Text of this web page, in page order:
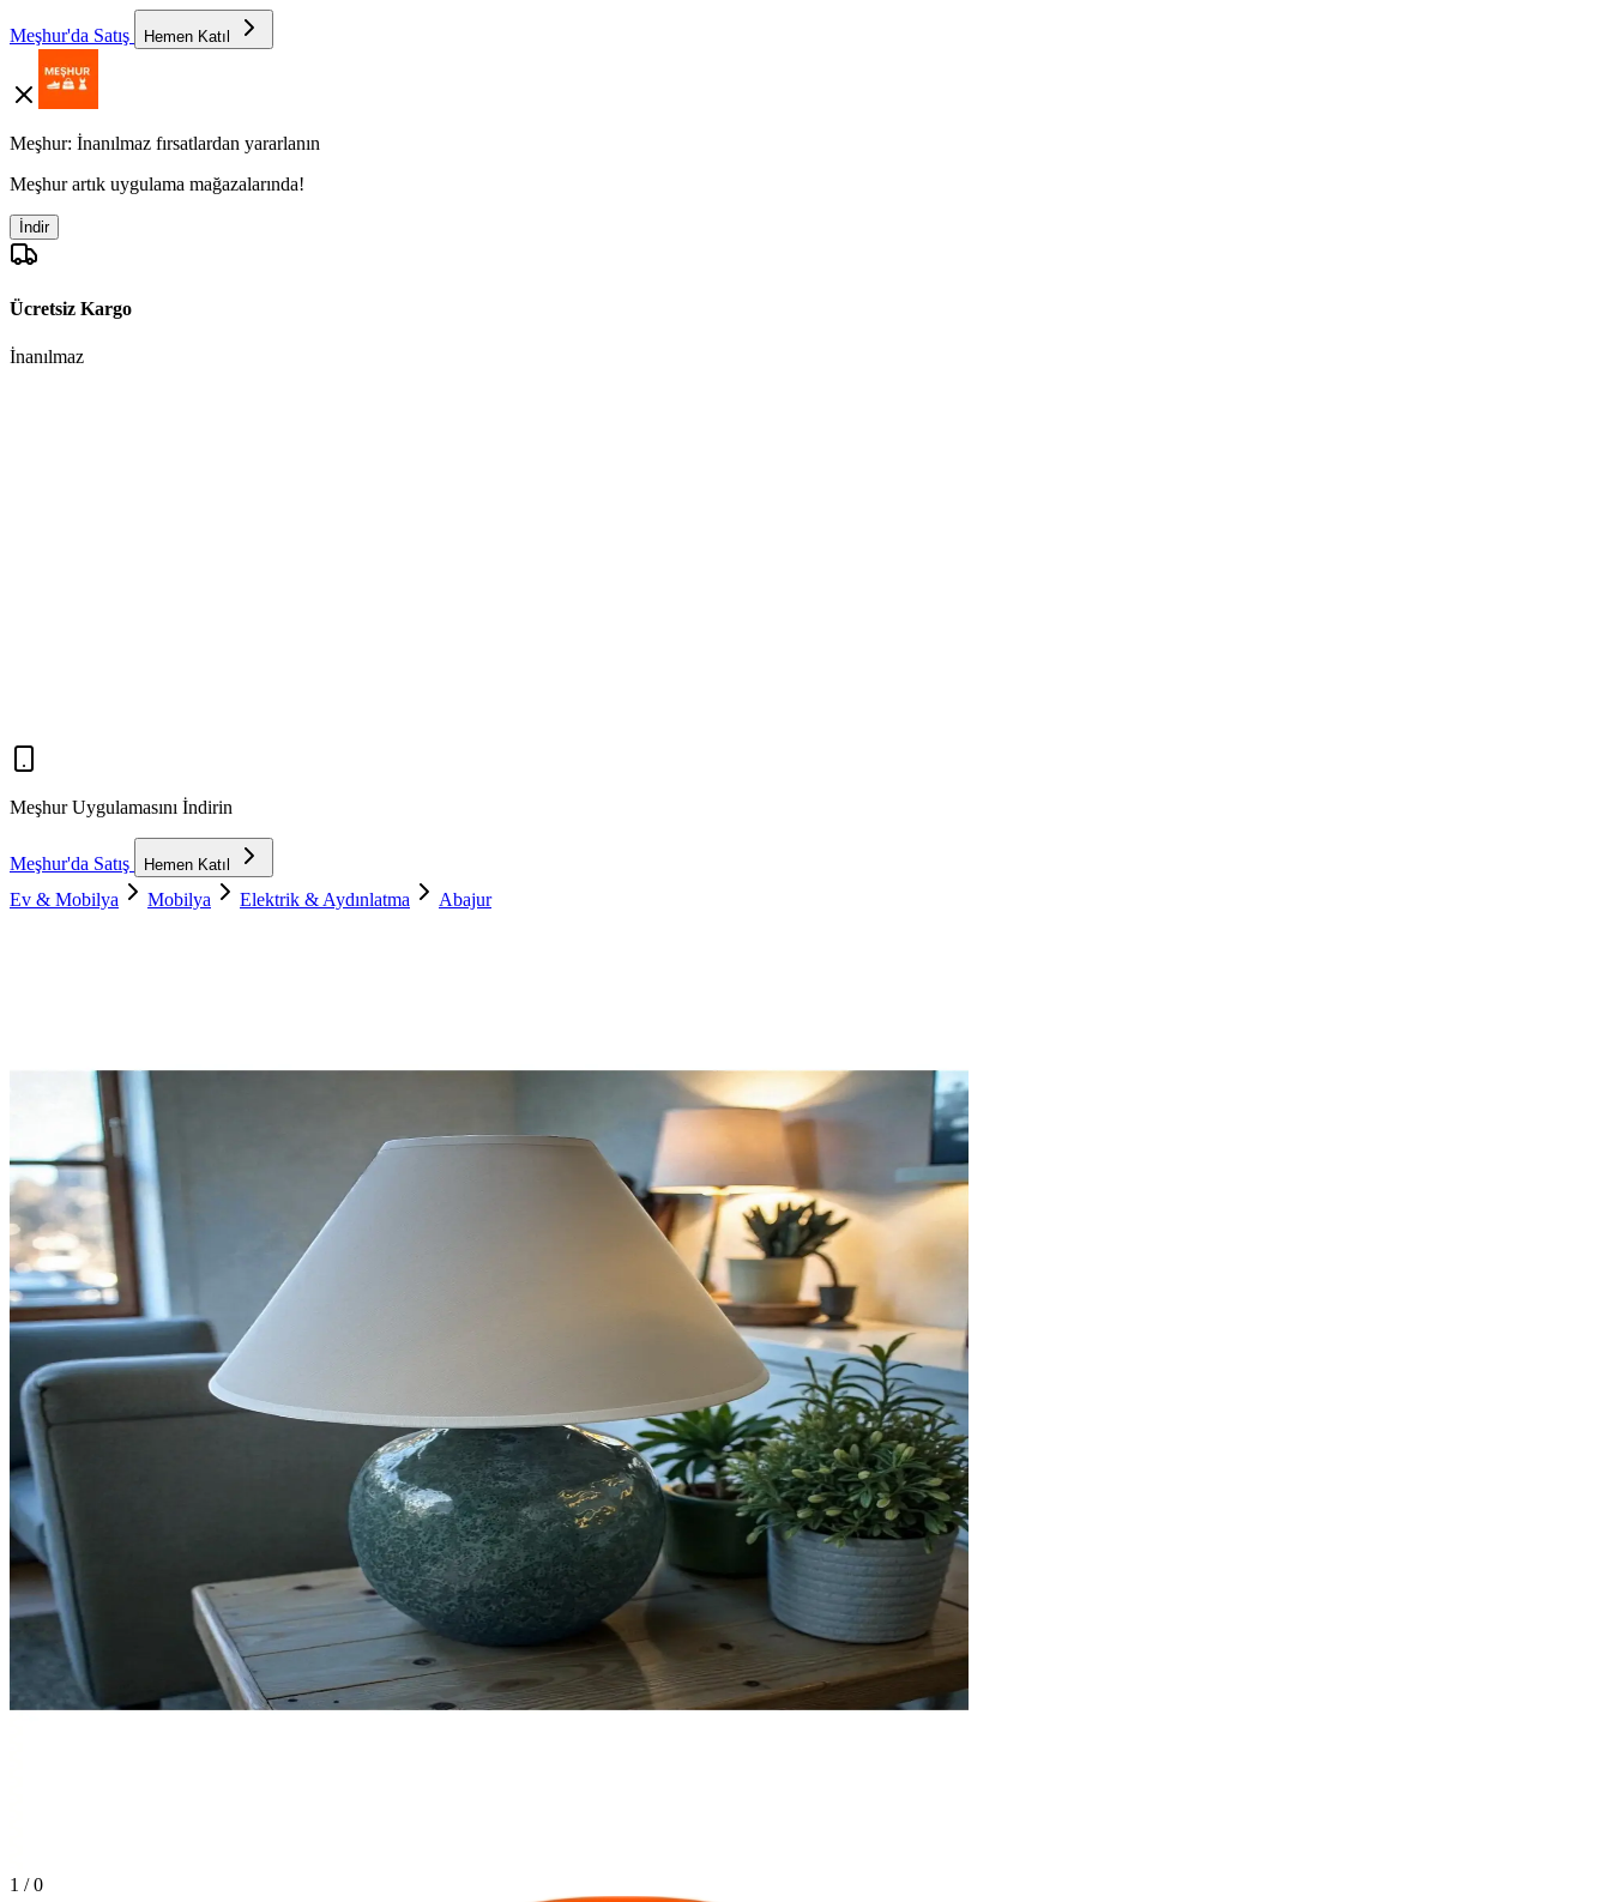
Meşhur'da Satış Hemen Katıl
Meşhur: İnanılmaz fırsatlardan yararlanın
Meşhur artık uygulama mağazalarında!
İndir
Ücretsiz Kargo
İnanılmaz
Meşhur Uygulamasını İndirin
Meşhur'da Satış Hemen Katıl
Ev & Mobilya Mobilya Elektrik & Aydınlatma Abajur
1 /0